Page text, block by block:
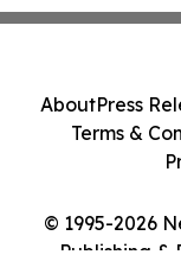
© 1995-2026
Publishing &
AboutPress
Terms &